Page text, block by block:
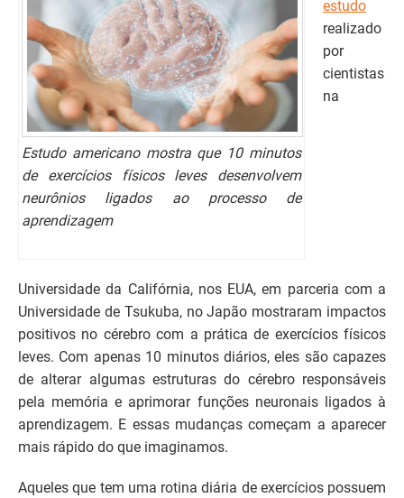
Estudo americano mostra que 10 minutos
de exercícios físicos leves desenvolvem
neurônios ligados ao processo de
aprendizagem
estudo
realizado
por
cientistas
na
Universidade da Califórnia, nos EUA, em parceria com a
Universidade de Tsukuba, no Japão mostraram impactos
positivos no cérebro com a prática de exercícios físicos
leves. Com apenas 10 minutos diários, eles são capazes
de alterar algumas estruturas do cérebro responsáveis
pela memória e aprimorar funções neuronais ligados à
aprendizagem. E essas mudanças começam a aparecer
mais rápido do que imaginamos.
Aqueles que tem uma rotina diária de exercícios possuem